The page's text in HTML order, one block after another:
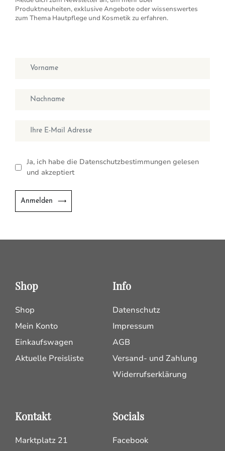
Produktneuheiten, exklusive Angebote oder wissenswertes
zum Thema Hautpflege und Kosmetik zu erfahren.
Vorname
Nachname
E-Mail
Ja, ich habe die Datenschutzbestimmungen gelesen
und akzeptiert
Anmelden
Shop
Shop
Mein Konto
Einkaufswagen
Aktuelle Preisliste
Info
Datenschutz
Impressum
AGB
Versand- und Zahlung
Widerrufserklärung
Kontakt
Marktplatz 21
Socials
Facebook